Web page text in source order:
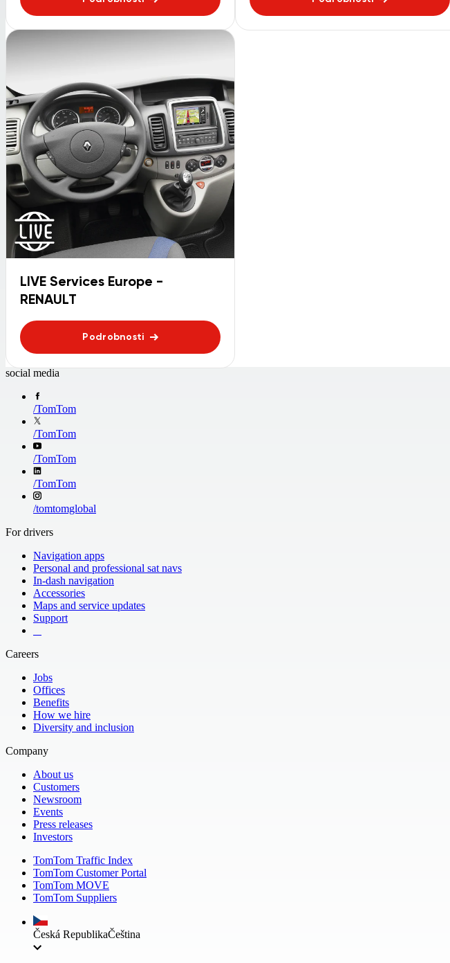
LIVE Services Europe -
RENAULT
Podrobnosti
social media
/TomTom
/TomTom
/TomTom
/TomTom
/tomtomglobal
For drivers
Navigation apps
Personal and professional sat navs
In-dash navigation
Accessories
Maps and service updates
Support
Careers
Jobs
Offices
Benefits
How we hire
Diversity and inclusion
Company
About us
Customers
Newsroom
Events
Press releases
Investors
TomTom Traffic Index
TomTom Customer Portal
TomTom MOVE
TomTom Suppliers
Česká RepublikaČeština